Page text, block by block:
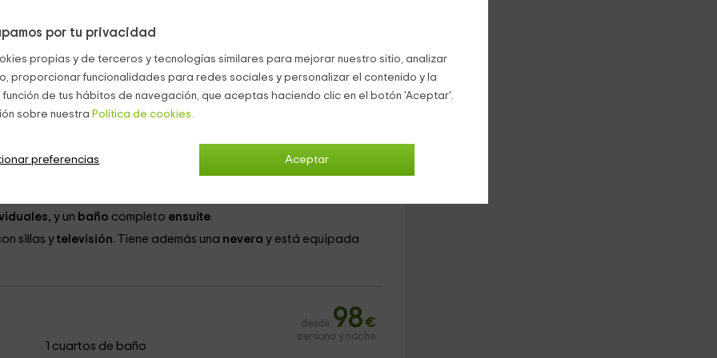
por tu privacidad
propias y de terceros y tecnologías similares para mejorar nuestro sitio, analizar
proporcionar funcionalidades para redes sociales y personalizar el contenido y la
de tus hábitos de navegación, que aceptas haciendo clic en el botón 'Aceptar'.
sobre nuestra Política de cookies.
Aceptar
preferencias
1 cuartos de baño
, a través de una escalera rústica situada en la terraza de la casa.
de bonitos techos a dos aguas.
, y un baño completo ensuite.
sillas y televisión. Tiene además una nevera y está equipada
1 cuartos de baño
desde 98€
persona y noche